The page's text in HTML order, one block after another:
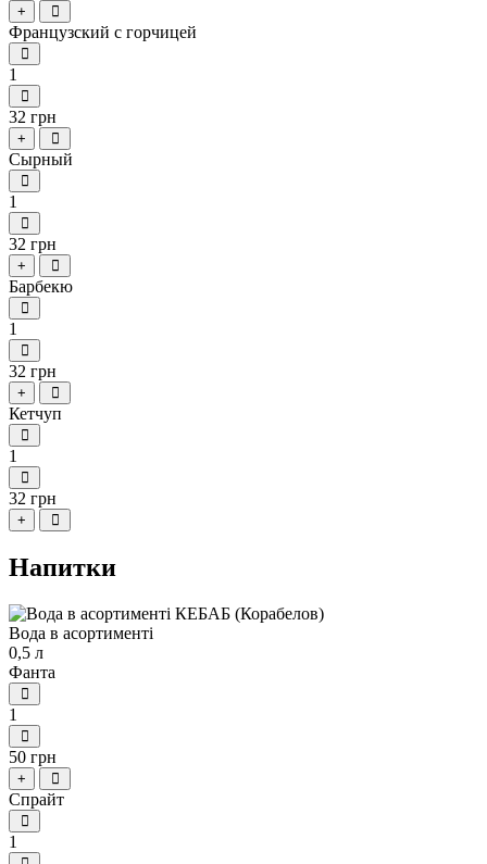
+
Французский с горчицей
1
32 грн
+
Сырный
1
32 грн
+
Барбекю
1
32 грн
+
Кетчуп
1
32 грн
+
Напитки
Вода в асортименті
0,5 л
Фанта
1
50 грн
+
Спрайт
1